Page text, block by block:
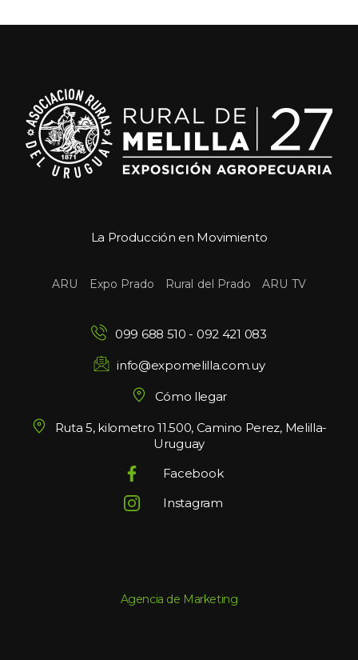
La Producción en Movimiento
ARU Expo Prado Rural del Prado ARU TV
099 688 510 - 092 421 083
info@expomelilla.com.uy
Cómo llegar
Ruta 5, kilometro 11.500, Camino Perez, Melilla-
Uruguay
Facebook
Instagram
Agencia de Marketing